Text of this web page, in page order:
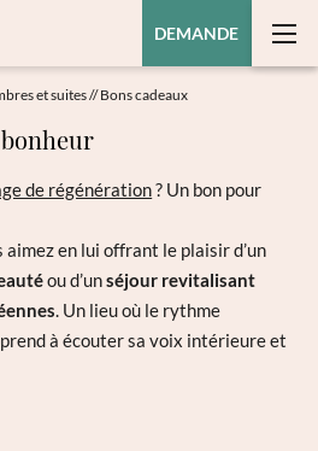
DEMANDE
et suites//Bons cadeaux
de régénération? Un bon pour
aimez en lui offrant le plaisir d’un
ou d’unséjour revitalisant
. Un lieu où le rythme
à écouter sa voix intérieure et